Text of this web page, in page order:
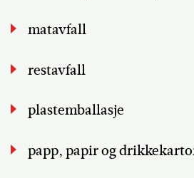
matavfall
restavfall
plastemballasje
papp, papir og